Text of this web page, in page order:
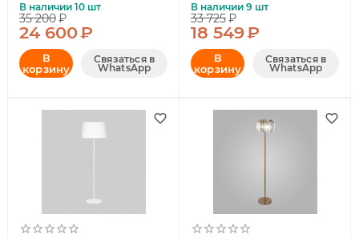
В наличии 10 шт
35 200₽
24 600₽
В
корзину
Связаться в
WhatsApp
В наличии 9 шт
33 725₽
18 549₽
В
корзину
Связаться в
WhatsApp